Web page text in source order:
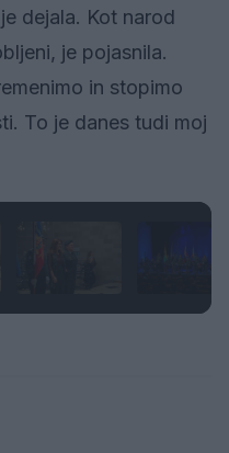
dejala. Kot narod
je pojasnila.
in stopimo
To je danes tudi moj